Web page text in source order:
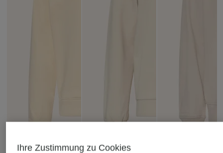
Ihre Zustimmung zu Cookies